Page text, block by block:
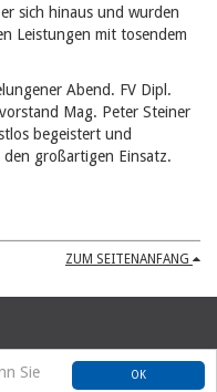
OK
Sie
sich hinaus und wurden
Leistungen mit tosendem
Abend. FV Dipl.
Mag. Peter Steiner
begeistert und
großartigen Einsatz.
ZUM SEITENANFANG